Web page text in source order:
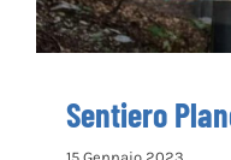
Sentiero